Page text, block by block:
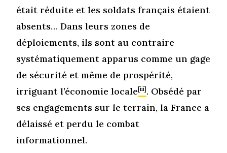
était réduite et les soldats français étaient
absents… Dans leurs zones de
déploiements, ils sont au contraire
systématiquement apparus comme un gage
de sécurité et même de prospérité,
irriguant l’économie locale[iii]. Obsédé par
ses engagements sur le terrain, la France a
délaissé et perdu le combat
informationnel.